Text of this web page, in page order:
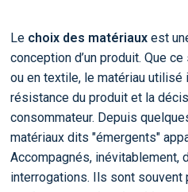
Le choix des matériauxest
conception d’un produit. Que
ou en textile, le matériau utilisé
résistance du produit et la
consommateur. Depuis
matériaux dits "émergents"
Accompagnés, inévitablement,
interrogations. Ils sont souvent